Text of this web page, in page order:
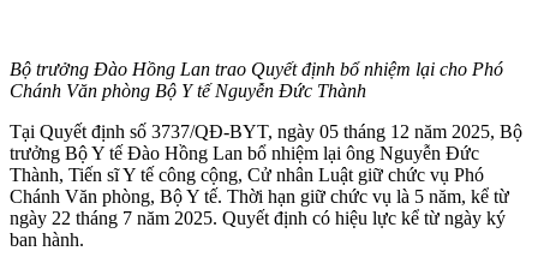
Bộ trưởng Đào Hồng Lan trao Quyết định bổ nhiệm lại cho Phó
Chánh Văn phòng Bộ Y tế Nguyễn Đức Thành
Tại Quyết định số 3737/QĐ-BYT, ngày 05 tháng 12 năm 2025, Bộ
trưởng Bộ Y tế Đào Hồng Lan bổ nhiệm lại ông Nguyễn Đức
Thành, Tiến sĩ Y tế công cộng, Cử nhân Luật giữ chức vụ Phó
Chánh Văn phòng, Bộ Y tế. Thời hạn giữ chức vụ là 5 năm, kể từ
ngày 22 tháng 7 năm 2025. Quyết định có hiệu lực kể từ ngày ký
ban hành.